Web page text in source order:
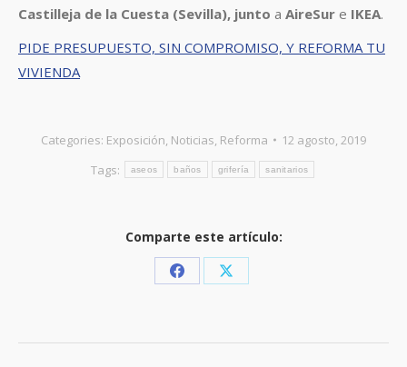
Castilleja de la Cuesta (Sevilla), junto a AireSur e IKEA.
PIDE PRESUPUESTO, SIN COMPROMISO, Y REFORMA TU
VIVIENDA
Categories: Exposición, Noticias, Reforma
12 agosto, 2019
Tags:
aseos baños grifería sanitarios
Comparte este artículo:
Share
Facebook
Share
X